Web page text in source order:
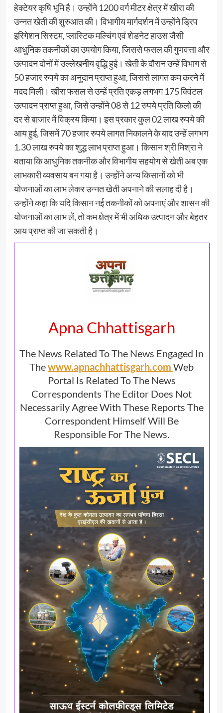
हेक्टेयर कृषि भूमि है। उन्होंने 1200 वर्ग मीटर क्षेत्र में खीरा की
उन्नत खेती की शुरुआत की। विभागीय मार्गदर्शन में उन्होंने ड्रिप
इरिगेशन सिस्टम, प्लास्टिक मल्चिंग एवं शेडनेट हाउस जैसी
आधुनिक तकनीकों का उपयोग किया, जिससे फसल की गुणवत्ता और
उत्पादन दोनों में उल्लेखनीय वृद्धि हुई। खेती के दौरान उन्हें विभाग से
50 हजार रुपये का अनुदान प्राप्त हुआ, जिससे लागत कम करने में
मदद मिली। खीरा फसल से उन्हें प्रति एकड़ लगभग 175 क्विंटल
उत्पादन प्राप्त हुआ, जिसे उन्होंने 08 से 12 रुपये प्रति किलो की
दर से बाजार में विक्रय किया। इस प्रकार कुल 02 लाख रुपये की
आय हुई, जिसमें 70 हजार रुपये लागत निकालने के बाद उन्हें लगभग
1.30 लाख रुपये का शुद्ध लाभ प्राप्त हुआ। किसान श्री मिश्रा ने
बताया कि आधुनिक तकनीक और विभागीय सहयोग से खेती अब एक
लाभकारी व्यवसाय बन गया है। उन्होंने अन्य किसानों को भी
योजनाओं का लाभ लेकर उन्नत खेती अपनाने की सलाह दी है।
उन्होंने कहा कि यदि किसान नई तकनीकों को अपनाएं और शासन की
योजनाओं का लाभ लें, तो कम क्षेत्र में भी अधिक उत्पादन और बेहतर
आय प्राप्त की जा सकती है।
Apna Chhattisgarh
The News Related To The News Engaged In
Thewww.apnachhattisgarh.com Web
Portal Is Related To The News
Correspondents The Editor Does Not
Necessarily Agree With These Reports The
Correspondent Himself Will Be
Responsible For The News.